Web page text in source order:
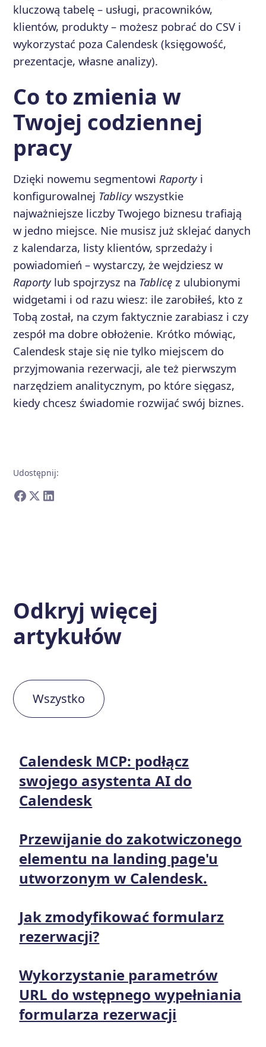
kluczową tabelę – usługi, pracowników,
klientów, produkty – możesz pobrać do CSV i
wykorzystać poza Calendesk (księgowość,
prezentacje, własne analizy).
Co to zmienia w
Twojej codziennej
pracy
Dzięki nowemu segmentowi Raportyi
konfigurowalnej Tablicywszystkie
najważniejsze liczby Twojego biznesu trafiają
w jedno miejsce. Nie musisz już sklejać danych
z kalendarza, listy klientów, sprzedaży i
powiadomień – wystarczy, że wejdziesz w
Raportylub spojrzysz na Tablicę z ulubionymi
widgetami i od razu wiesz: ile zarobiłeś, kto z
Tobą został, na czym faktycznie zarabiasz i czy
zespół ma dobre obłożenie. Krótko mówiąc,
Calendesk staje się nie tylko miejscem do
przyjmowania rezerwacji, ale też pierwszym
narzędziem analitycznym, po które sięgasz,
kiedy chcesz świadomie rozwijać swój biznes.
Udostępnij:
Odkryj więcej
artykułów
Wszystko
Calendesk MCP: podłącz
swojego asystenta AI do
Calendesk
Przewijanie do zakotwiczonego
elementu na landing page'u
utworzonym w Calendesk.
Jak zmodyfikować formularz
rezerwacji?
Wykorzystanie parametrów
URL do wstępnego wypełniania
formularza rezerwacji